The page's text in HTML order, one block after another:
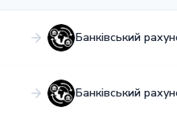
Банківський
Банківський